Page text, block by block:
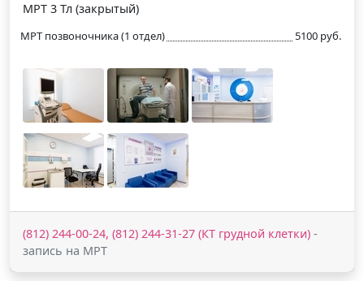
МРТ 3 Тл (закрытый)
МРТ позвоночника (1 отдел) 5100 руб.
(812) 244-00-24, (812) 244-31-27 (КТ грудной клетки) -
запись на МРТ